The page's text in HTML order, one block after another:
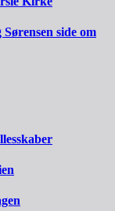
side om